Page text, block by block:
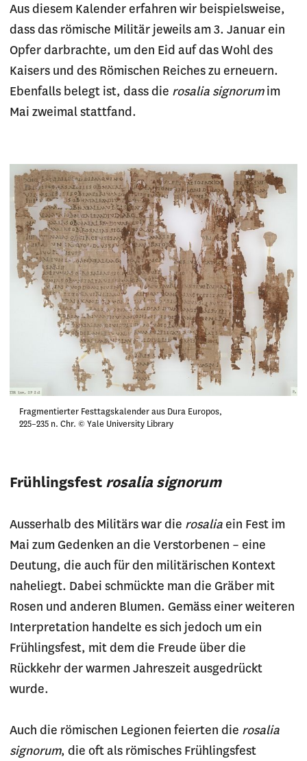
Aus diesem Kalender erfahren wir beispielsweise,
dass das römische Militär jeweils am 3. Januar ein
Opfer darbrachte, um den Eid auf das Wohl des
Kaisers und des Römischen Reiches zu erneuern.
Ebenfalls belegt ist, dass die rosalia signorumim
Mai zweimal stattfand.
Fragmentierter Festtagskalender aus Dura Europos,
225–235 n. Chr. © Yale University Library
Frühlingsfest rosalia signorum
Ausserhalb des Militärs war die rosalia ein Fest im
Mai zum Gedenken an die Verstorbenen – eine
Deutung, die auch für den militärischen Kontext
naheliegt. Dabei schmückte man die Gräber mit
Rosen und anderen Blumen. Gemäss einer weiteren
Interpretation handelte es sich jedoch um ein
Frühlingsfest, mit dem die Freude über die
Rückkehr der warmen Jahreszeit ausgedrückt
wurde.
Auch die römischen Legionen feierten die rosalia
signorum, die oft als römisches Frühlingsfest